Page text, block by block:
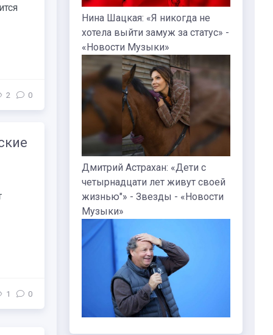
2 0
1 0
Нина Шацкая: «Я никогда не
хотела выйти замуж за статус» -
«Новости Музыки»
Дмитрий Астрахан: «Дети с
четырнадцати лет живут своей
жизнью"» - Звезды - «Новости
Музыки»